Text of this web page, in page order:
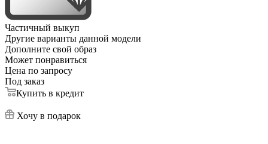
Частичный выкуп
Другие варианты данной модели
Дополните свой образ
Может понравиться
Цена по запросу
Под заказ
Купить в кредит
Хочу в подарок